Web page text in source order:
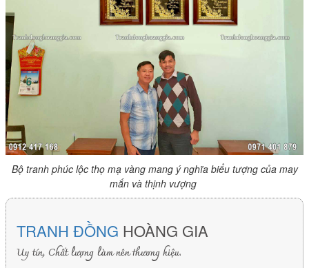
Bộ tranh phúc lộc thọ mạ vàng mang ý nghĩa biểu tượng của may
mắn và thịnh vượng
TRANH ĐỒNG HOÀNG GIA
Uy tín, Chất lượng làm nên thương hiệu.